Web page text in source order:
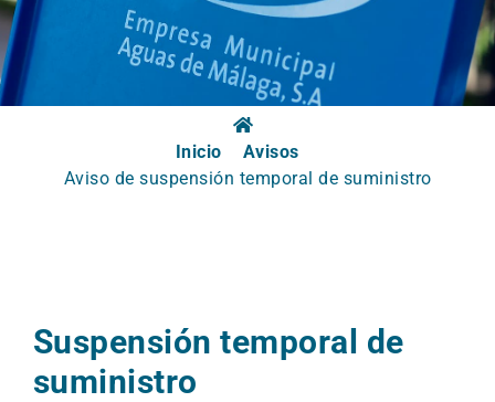
Inicio
Avisos
Aviso de suspensión temporal de suministro
Suspensión temporal de
suministro